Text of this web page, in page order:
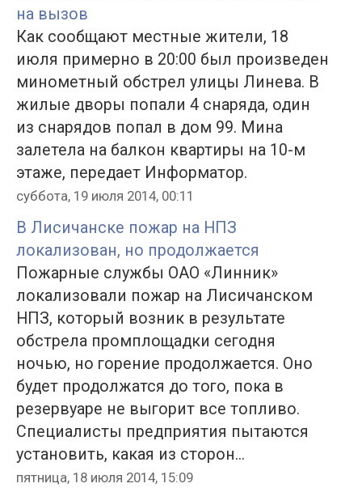
на вызов
Как сообщают местные жители, 18
июля примерно в 20:00 был произведен
минометный обстрел улицы Линева. В
жилые дворы попали 4 снаряда, один
из снарядов попал в дом 99. Мина
залетела на балкон квартиры на 10-м
этаже, передает Информатор.
суббота, 19 июля 2014, 00:11
В Лисичанске пожар на НПЗ
локализован, но продолжается
Пожарные службы ОАО «Линник»
локализовали пожар на Лисичанском
НПЗ, который возник в результате
обстрела промплощадки сегодня
ночью, но горение продолжается. Оно
будет продолжатся до того, пока в
резервуаре не выгорит все топливо.
Специалисты предприятия пытаются
установить, какая из сторон...
пятница, 18 июля 2014, 15:09